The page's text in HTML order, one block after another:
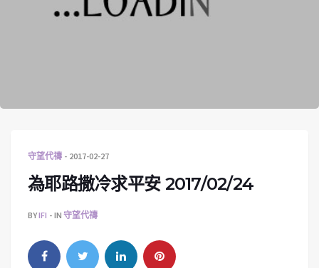
守望代禱 2017-02-27
為耶路撒冷求平安 2017/02/24
BYIFI IN 守望代禱